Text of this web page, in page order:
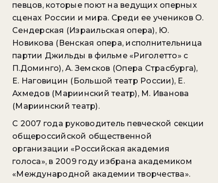
певцов, которые поют на ведущих оперных
сценах России и мира. Среди ее учеников О.
Сендерская (Израильская опера), Ю.
Новикова (Венская опера, исполнительница
партии Джильды в фильме «Риголетто» с
П.Доминго), А. Земсков (Опера Страсбурга),
Е. Наговицин (Большой театр России), Е.
Ахмедов (Мариинский театр), М. Иванова
(Мариинский театр).
С 2007 года руководитель певческой секции
общероссийской общественной
организации «Российская академия
голоса», в 2009 году избрана академиком
«Международной академии творчества».